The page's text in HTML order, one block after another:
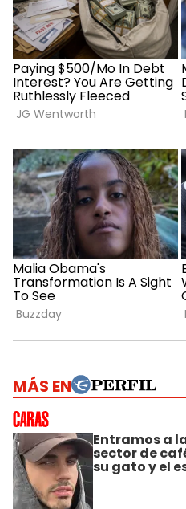
MÁS EN
Entramos a
sector de
su gato y el